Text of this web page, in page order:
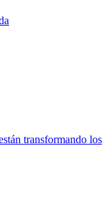
transformando los